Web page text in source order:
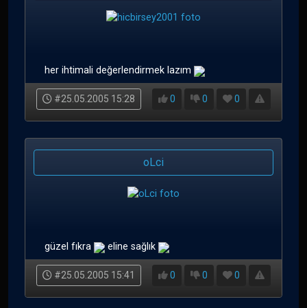
her ihtimali değerlendirmek lazım
#25.05.2005 15:28 0 0 0
oLci
güzel fıkra eline sağlık
#25.05.2005 15:41 0 0 0